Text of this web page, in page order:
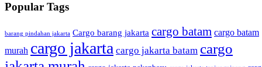
Popular Tags
barang pindahan jakarta Cargo barang jakarta cargo batam cargo batam
murah cargo jakarta cargo jakarta batam cargo